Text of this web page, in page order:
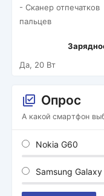
- Сканер отпечатков
пальцев
Да, 20 Вт
Опрос
А какой смартфон
Nokia G60
Samsung Galaxy